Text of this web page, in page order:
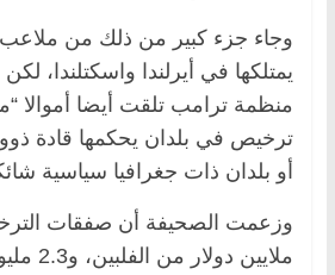
وجاء جزء كبير من ذلك من ملاعب
يمتلكها في أيرلندا واسكتلندا،
منظمة ترامب تلقت أيضا أموالا
ترخيص في بلدان يحكمها قادة ذوو
أو بلدان ذات جغرافيا سياسية
ملايين